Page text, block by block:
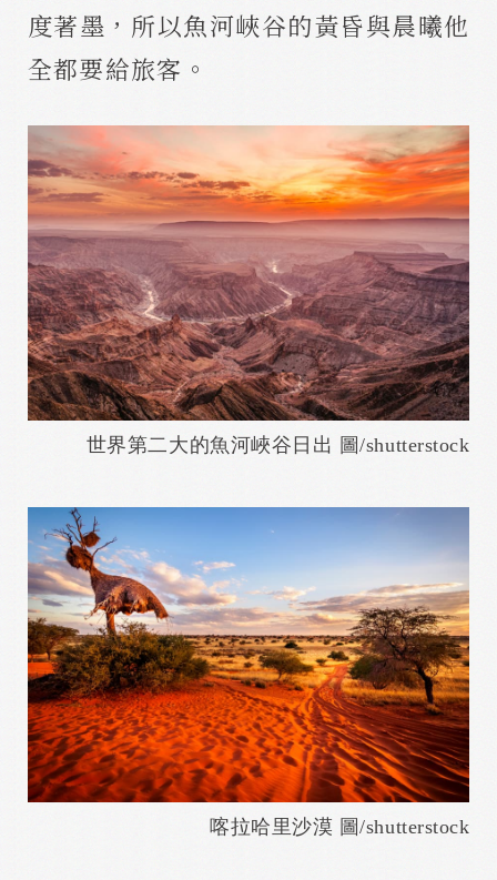
度著墨，所以魚河峽谷的黃昏與晨曦他
全都要給旅客。
世界第二大的魚河峽谷日出 圖/shutterstock
喀拉哈里沙漠 圖/shutterstock